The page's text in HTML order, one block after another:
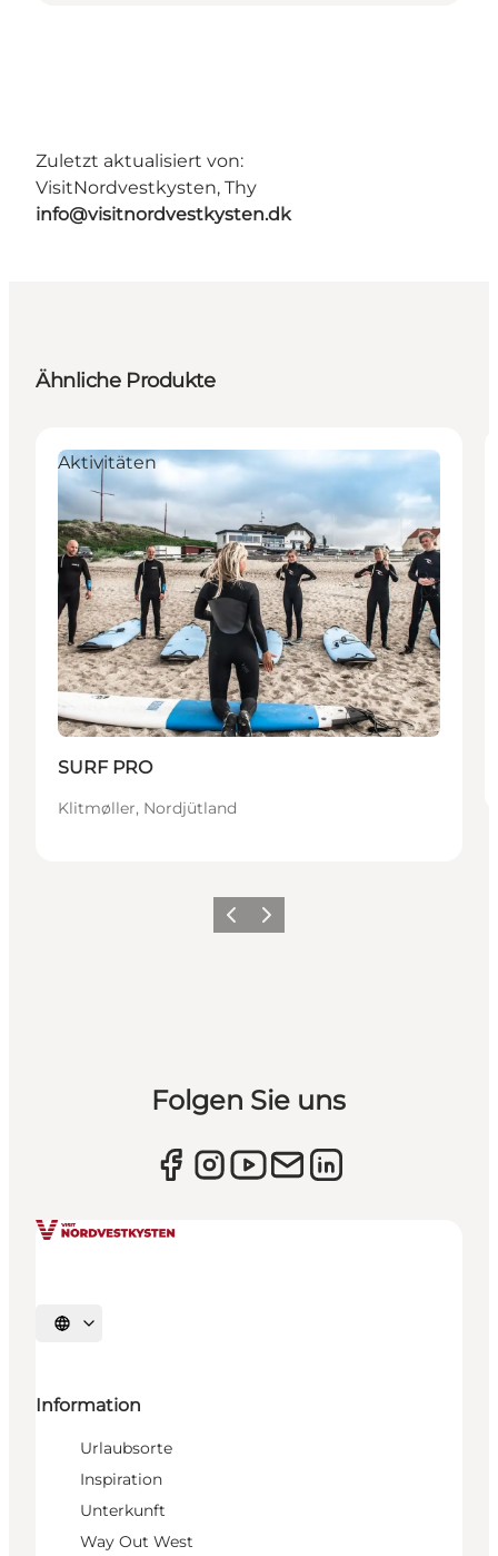
Zuletzt aktualisiert von:
VisitNordvestkysten, Thy
info@visitnordvestkysten.dk
Ähnliche Produkte
Aktivitäten
SURF PRO
Klitmøller, Nordjütland
ZurückWeiter
Folgen Sie uns
Sprache auswählen
Information
Urlaubsorte
Inspiration
Unterkunft
Way Out West